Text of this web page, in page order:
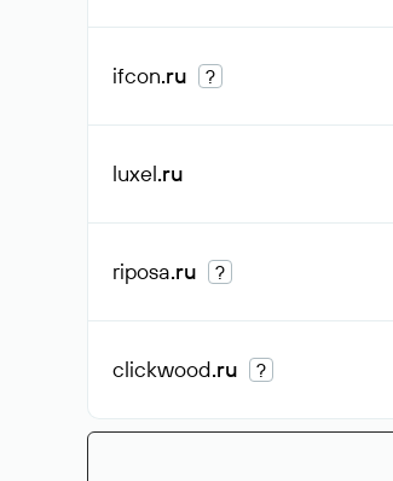
ifcon.ru ?
luxel.ru
riposa.ru ?
clickwood.ru ?